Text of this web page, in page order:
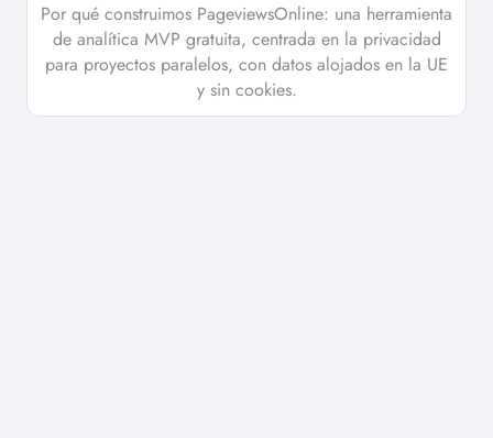
Por qué construimos PageviewsOnline: una herramienta
de analítica MVP gratuita, centrada en la privacidad
para proyectos paralelos, con datos alojados en la UE
y sin cookies.